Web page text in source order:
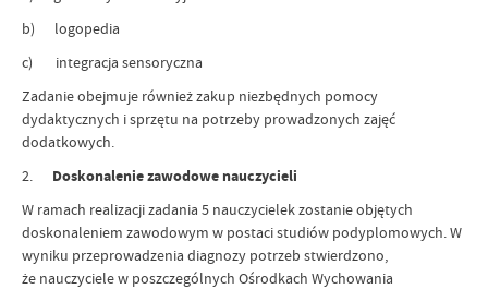
b) logopedia
c) integracja sensoryczna
Zadanie obejmuje również zakup niezbędnych pomocy
dydaktycznych i sprzętu na potrzeby prowadzonych zajęć
dodatkowych.
2.
Doskonalenie zawodowe nauczycieli
W ramach realizacji zadania 5 nauczycielek zostanie objętych
doskonaleniem zawodowym w postaci studiów podyplomowych. W
wyniku przeprowadzenia diagnozy potrzeb stwierdzono,
że nauczyciele w poszczególnych Ośrodkach Wychowania